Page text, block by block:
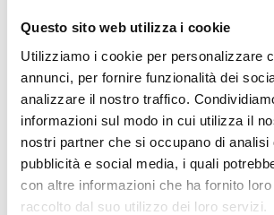
Questo sito web utilizza i cookie
Utilizziamo i cookie per personalizzare
annunci, per fornire funzionalità dei
analizzare il nostro traffico.
informazioni sul modo in cui utilizza il
nostri partner che si occupano di analisi
pubblicità e social media, i quali
con altre informazioni che ha fornito
raccolto dal suo utilizzo dei loro servizi.
CANTIDAD
PRECIO A CONSULTAR